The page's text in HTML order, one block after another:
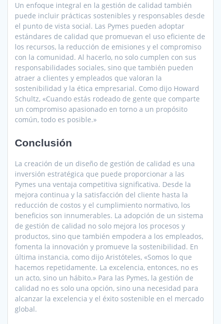
Un enfoque integral en la gestión de calidad también
puede incluir prácticas sostenibles y responsables desde
el punto de vista social. Las Pymes pueden adoptar
estándares de calidad que promuevan el uso eficiente de
los recursos, la reducción de emisiones y el compromiso
con la comunidad. Al hacerlo, no solo cumplen con sus
responsabilidades sociales, sino que también pueden
atraer a clientes y empleados que valoran la
sostenibilidad y la ética empresarial. Como dijo Howard
Schultz, «Cuando estás rodeado de gente que comparte
un compromiso apasionado en torno a un propósito
común, todo es posible.»
Conclusión
La creación de un diseño de gestión de calidad es una
inversión estratégica que puede proporcionar a las
Pymes una ventaja competitiva significativa. Desde la
mejora continua y la satisfacción del cliente hasta la
reducción de costos y el cumplimiento normativo, los
beneficios son innumerables. La adopción de un sistema
de gestión de calidad no solo mejora los procesos y
productos, sino que también empodera a los empleados,
fomenta la innovación y promueve la sostenibilidad. En
última instancia, como dijo Aristóteles, «Somos lo que
hacemos repetidamente. La excelencia, entonces, no es
un acto, sino un hábito.» Para las Pymes, la gestión de
calidad no es solo una opción, sino una necesidad para
alcanzar la excelencia y el éxito sostenible en el mercado
global.